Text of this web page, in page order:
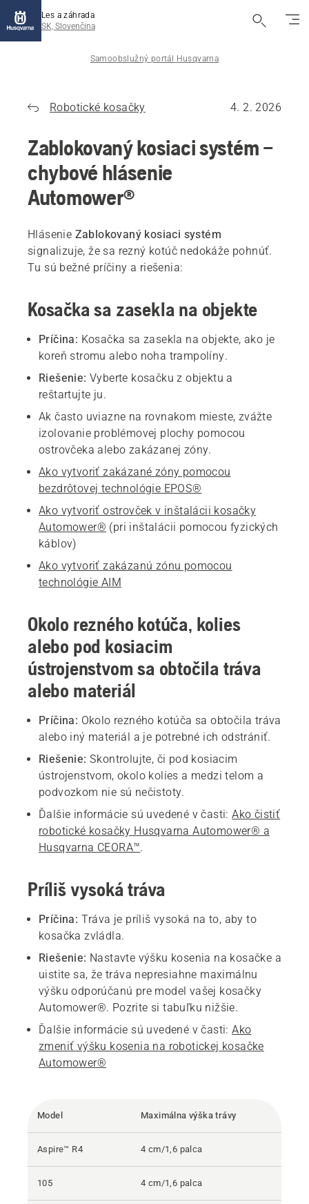
Les a záhrada
SK, Slovenčina
Samoobslužný portál Husqvarna
Robotické kosačky 4. 2. 2026
Zablokovaný kosiaci systém –
chybové hlásenie
Automower®
Hlásenie Zablokovaný kosiaci systém
signalizuje, že sa rezný kotúč nedokáže pohnúť.
Tu sú bežné príčiny a riešenia:
Kosačka sa zasekla na objekte
Príčina: Kosačka sa zasekla na objekte, ako je
koreň stromu alebo noha trampolíny.
Riešenie: Vyberte kosačku z objektu a
reštartujte ju.
Ak často uviazne na rovnakom mieste, zvážte
izolovanie problémovej plochy pomocou
ostrovčeka alebo zakázanej zóny.
Ako vytvoriť zakázané zóny pomocou
bezdrôtovej technológie EPOS®
Ako vytvoriť ostrovček v inštalácii kosačky
Automower® (pri inštalácii pomocou fyzických
káblov)
Ako vytvoriť zakázanú zónu pomocou
technológie AIM
Okolo rezného kotúča, kolies
alebo pod kosiacim
ústrojenstvom sa obtočila tráva
alebo materiál
Príčina: Okolo rezného kotúča sa obtočila tráva
alebo iný materiál a je potrebné ich odstrániť.
Riešenie: Skontrolujte, či pod kosiacim
ústrojenstvom, okolo kolies a medzi telom a
podvozkom nie sú nečistoty.
Ďalšie informácie sú uvedené v časti:Ako čistiť
robotické kosačky Husqvarna Automower® a
Husqvarna CEORA™.
Príliš vysoká tráva
Príčina: Tráva je príliš vysoká na to, aby to
kosačka zvládla.
Riešenie: Nastavte výšku kosenia na kosačke a
uistite sa, že tráva nepresiahne maximálnu
výšku odporúčanú pre model vašej kosačky
Automower®. Pozrite si tabuľku nižšie.
Ďalšie informácie sú uvedené v časti:Ako
zmeniť výšku kosenia na robotickej kosačke
Automower®
Model Maximálna výška trávy
Aspire™ R4 4 cm/1,6 palca
105 4 cm/1,6 palca